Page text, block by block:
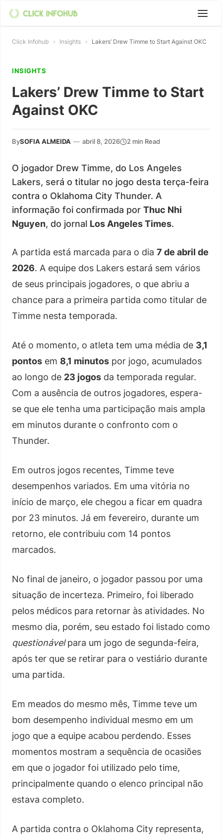
Click Infohub » Insights » Lakers’ Drew Timme to Start Against OKC
INSIGHTS
Lakers’ Drew Timme to Start
Against OKC
BySOFIA ALMEIDA — abril 8, 2026 2 min Read
O jogador Drew Timme, do Los Angeles
Lakers, será o titular no jogo desta terça-feira
contra o Oklahoma City Thunder. A
informação foi confirmada por Thuc Nhi
Nguyen, do jornal Los Angeles Times.
A partida está marcada para o dia 7 de abril de
2026. A equipe dos Lakers estará sem vários
de seus principais jogadores, o que abriu a
chance para a primeira partida como titular de
Timme nesta temporada.
Até o momento, o atleta tem uma média de 3,1
pontos em 8,1 minutos por jogo, acumulados
ao longo de 23 jogos da temporada regular.
Com a ausência de outros jogadores, espera-
se que ele tenha uma participação mais ampla
em minutos durante o confronto com o
Thunder.
Em outros jogos recentes, Timme teve
desempenhos variados. Em uma vitória no
início de março, ele chegou a ficar em quadra
por 23 minutos. Já em fevereiro, durante um
retorno, ele contribuiu com 14 pontos
marcados.
No final de janeiro, o jogador passou por uma
situação de incerteza. Primeiro, foi liberado
pelos médicos para retornar às atividades. No
mesmo dia, porém, seu estado foi listado como
questionávelpara um jogo de segunda-feira,
após ter que se retirar para o vestiário durante
uma partida.
Em meados do mesmo mês, Timme teve um
bom desempenho individual mesmo em um
jogo que a equipe acabou perdendo. Esses
momentos mostram a sequência de ocasiões
em que o jogador foi utilizado pelo time,
principalmente quando o elenco principal não
estava completo.
A partida contra o Oklahoma City representa,